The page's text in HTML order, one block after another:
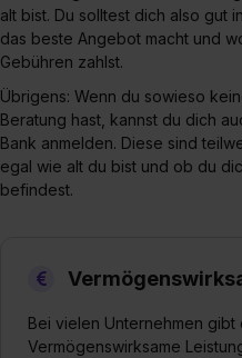
alt bist. Du solltest dich also gut
das beste Angebot macht und
Gebühren zahlst.
Übrigens: Wenn du sowieso
Beratung hast, kannst du dich
Bank anmelden. Diese sind
egal wie alt du bist und ob du
befindest.
Bei vielen Unternehmen gibt
Vermögenswirksame